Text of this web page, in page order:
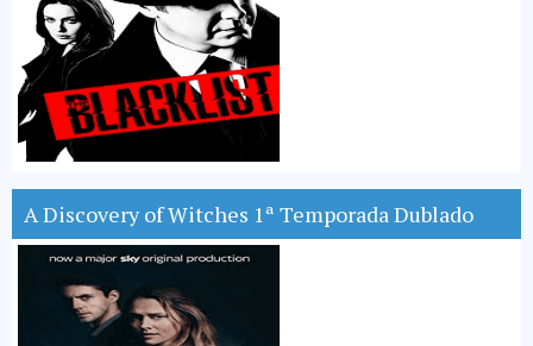
A Discovery of Witches 1ª Temporada Dublado